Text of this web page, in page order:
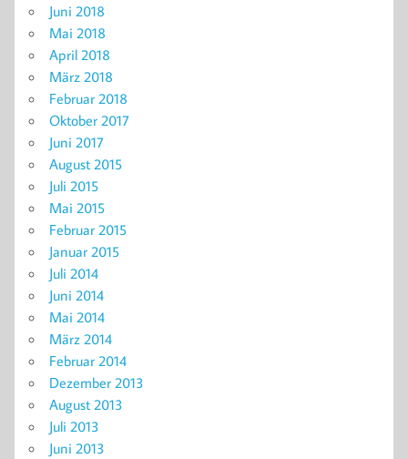
Juni 2018
Mai 2018
April 2018
März 2018
Februar 2018
Oktober 2017
Juni 2017
August 2015
Juli 2015
Mai 2015
Februar 2015
Januar 2015
Juli 2014
Juni 2014
Mai 2014
März 2014
Februar 2014
Dezember 2013
August 2013
Juli 2013
Juni 2013